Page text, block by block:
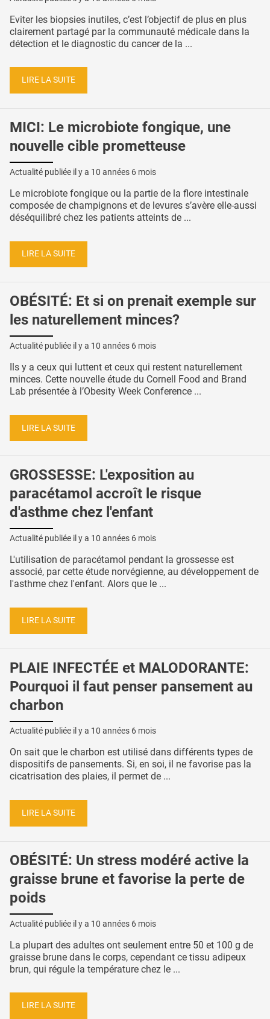
Eviter les biopsies inutiles, c’est l’objectif de plus en plus
clairement partagé par la communauté médicale dans la
détection et le diagnostic du cancer de la ...
LIRE LA SUITE
MICI: Le microbiote fongique, une
nouvelle cible prometteuse
Actualité publiée il y a 10 années 6 mois
Le microbiote fongique ou la partie de la flore intestinale
composée de champignons et de levures s’avère elle-aussi
déséquilibré chez les patients atteints de ...
LIRE LA SUITE
OBÉSITÉ: Et si on prenait exemple sur
les naturellement minces?
Actualité publiée il y a 10 années 6 mois
Ils y a ceux qui luttent et ceux qui restent naturellement
minces. Cette nouvelle étude du Cornell Food and Brand
Lab présentée à l’Obesity Week Conference ...
LIRE LA SUITE
GROSSESSE: L'exposition au
paracétamol accroît le risque
d'asthme chez l'enfant
Actualité publiée il y a 10 années 6 mois
L'utilisation de paracétamol pendant la grossesse est
associé, par cette étude norvégienne, au développement de
l'asthme chez l'enfant. Alors que le ...
LIRE LA SUITE
PLAIE INFECTÉE et MALODORANTE:
Pourquoi il faut penser pansement au
charbon
Actualité publiée il y a 10 années 6 mois
On sait que le charbon est utilisé dans différents types de
dispositifs de pansements. Si, en soi, il ne favorise pas la
cicatrisation des plaies, il permet de ...
LIRE LA SUITE
OBÉSITÉ: Un stress modéré active la
graisse brune et favorise la perte de
poids
Actualité publiée il y a 10 années 6 mois
La plupart des adultes ont seulement entre 50 et 100 g de
graisse brune dans le corps, cependant ce tissu adipeux
brun, qui régule la température chez le ...
LIRE LA SUITE